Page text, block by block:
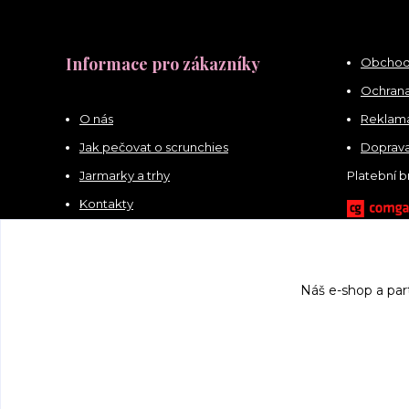
Informace pro zákazníky
O nás
Jak pečovat o scrunchies
Jarmarky a trhy
Kontakty
Platební
Náš e-shop a